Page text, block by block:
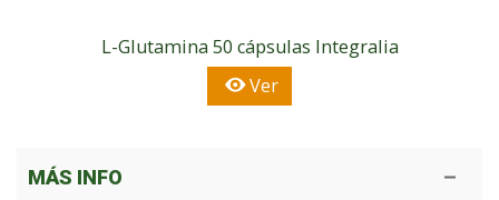
L-Glutamina 50 cápsulas Integralia
Ver
MÁS INFO